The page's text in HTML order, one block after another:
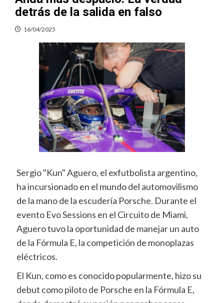
detrás de la salida en falso
16/04/2025
Sergio "Kun" Aguero, el exfutbolista argentino,
ha incursionado en el mundo del automovilismo
de la mano de la escudería Porsche. Durante el
evento Evo Sessions en el Circuito de Miami,
Aguero tuvo la oportunidad de manejar un auto
de la Fórmula E, la competición de monoplazas
eléctricos.
El Kun, como es conocido popularmente, hizo su
debut como piloto de Porsche en la Fórmula E,